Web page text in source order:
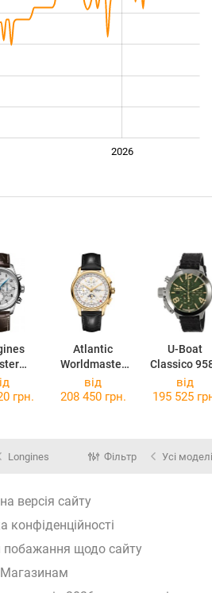
2026
Atlantic
Worldmaster
52851.45.25
U-Boat
Classico
грн.
від
208 450 грн.
від
195 525
Longines Фільтр Усі моделі
версія сайту
конфіденційності
побажання щодо сайту
Магазинам